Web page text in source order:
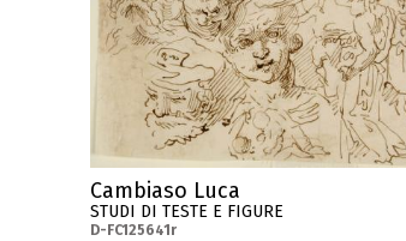
Cambiaso Luca
STUDI DI TESTE E FIGURE
D-FC125641r